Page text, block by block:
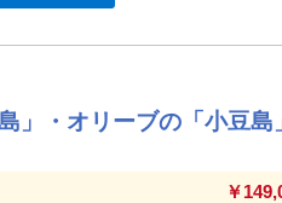
」・オリーブの「小豆島
￥